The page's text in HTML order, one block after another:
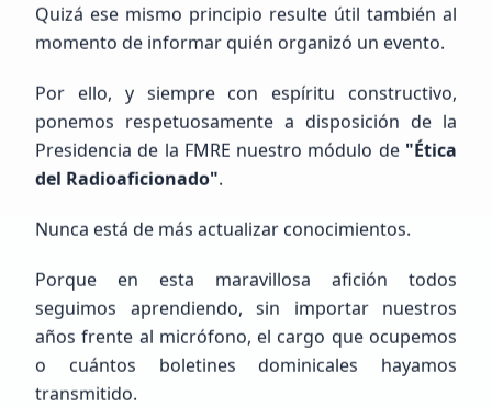
Principiante (SWL / Aspirante)
México, GUERRERO, LA UNION DE ISIDORO MONTES DE OCA
Próximos Eventos Calendario completo
Quizá ese mismo principio resulte útil también al
momento de informar quién organizó un evento.
Por ello, y siempre con espíritu constructivo,
ponemos respetuosamente a disposición de la
Presidencia de la FMRE nuestro módulo de "Ética
del Radioaficionado".
Nunca está de más actualizar conocimientos.
Porque en esta maravillosa afición todos
seguimos aprendiendo, sin importar nuestros
años frente al micrófono, el cargo que ocupemos
o cuántos boletines dominicales hayamos
transmitido.